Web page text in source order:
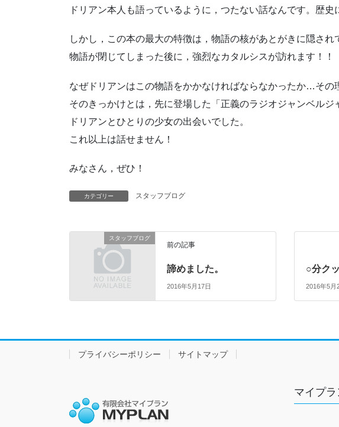
ドリアン本人も語っているように，つたない話なんです。歴史
しかし，この本の最大の特徴は，物語の核があとがきに隠され
物語が閉じてしまった後に，強烈なカタルシスが訪れます！！
なぜドリアンはこの物語をかかなければならなかったか…その
そのきっかけとは，先に登場した「正義のラジオジャンベルジ
ドリアンとひとりの少女の出会いでした。
これ以上は話せません！
みなさん，ぜひ！
カテゴリー スタッフブログ
スタッフブログ
前の記事
諦めました。
2016年5月17日
○分ク
2016年5月
プライバシーポリシー サイトマップ
マイプ